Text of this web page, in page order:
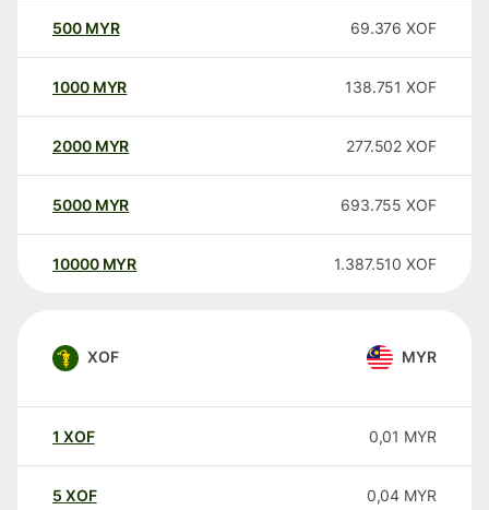
500 MYR 69.376 XOF
1000 MYR 138.751 XOF
2000 MYR 277.502 XOF
5000 MYR 693.755 XOF
10000 MYR 1.387.510 XOF
XOF MYR
1 XOF 0,01 MYR
5 XOF 0,04 MYR